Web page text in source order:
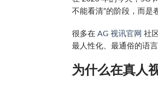
不能看清”的阶段，而是
很多在 AG 视讯官网 社
最人性化、最通俗的语
为什么在真人